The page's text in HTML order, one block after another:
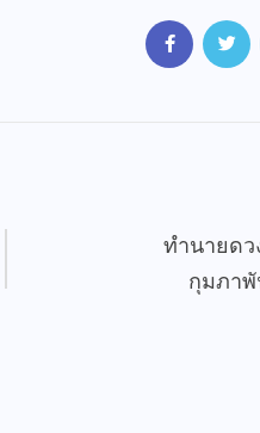
ทำนายดว
กุมภา